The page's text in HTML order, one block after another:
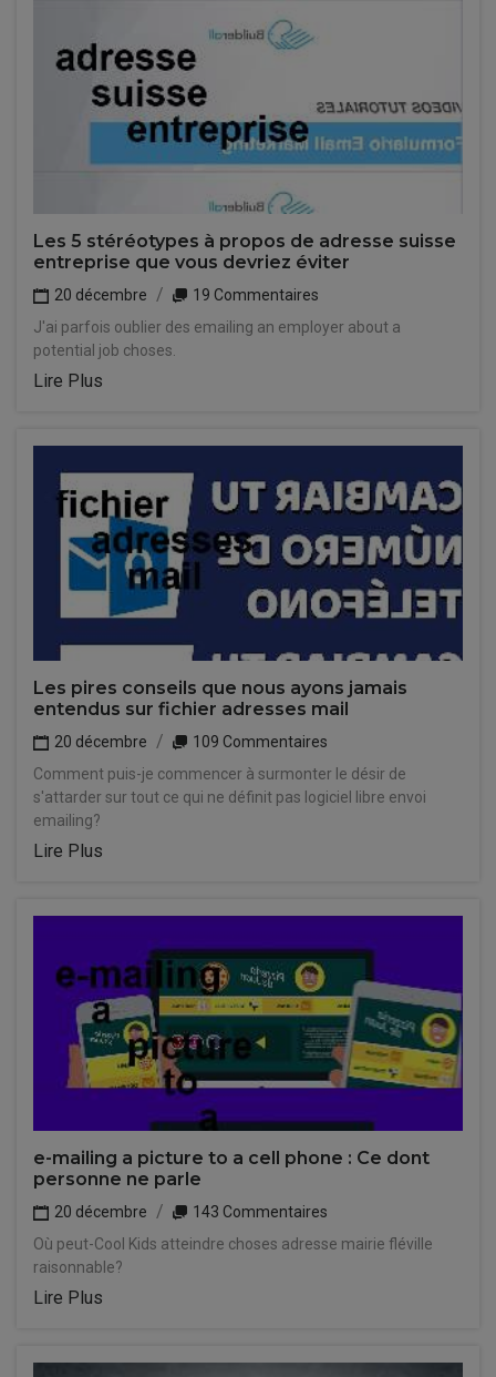
Les 5 stéréotypes à propos de adresse suisse
entreprise que vous devriez éviter
20 décembre
19 Commentaires
J'ai parfois oublier des emailing an employer about a
potential job choses.
Lire Plus
Les pires conseils que nous ayons jamais
entendus sur fichier adresses mail
20 décembre
109 Commentaires
Comment puis-je commencer à surmonter le désir de
s'attarder sur tout ce qui ne définit pas logiciel libre envoi
emailing?
Lire Plus
e-mailing a picture to a cell phone : Ce dont
personne ne parle
20 décembre
143 Commentaires
Où peut-Cool Kids atteindre choses adresse mairie fléville
raisonnable?
Lire Plus